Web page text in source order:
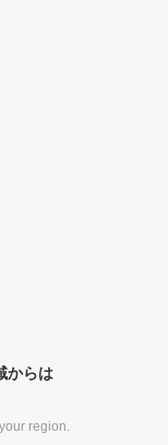
からは
region.